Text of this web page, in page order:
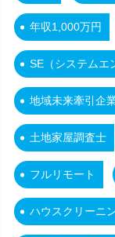
年収1,000万円
SE（システムエ
地域未来牽引企
土地家屋調査士
フルリモート
ハウスクリーニ